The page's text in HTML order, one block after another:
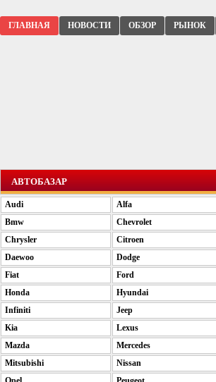
ГЛАВНАЯ НОВОСТИ ОБЗОР РЫНОК
АВТОБАЗАР
Audi
Alfa
Bmw
Chevrolet
Chrysler
Citroen
Daewoo
Dodge
Fiat
Ford
Honda
Hyundai
Infiniti
Jeep
Kia
Lexus
Mazda
Mercedes
Mitsubishi
Nissan